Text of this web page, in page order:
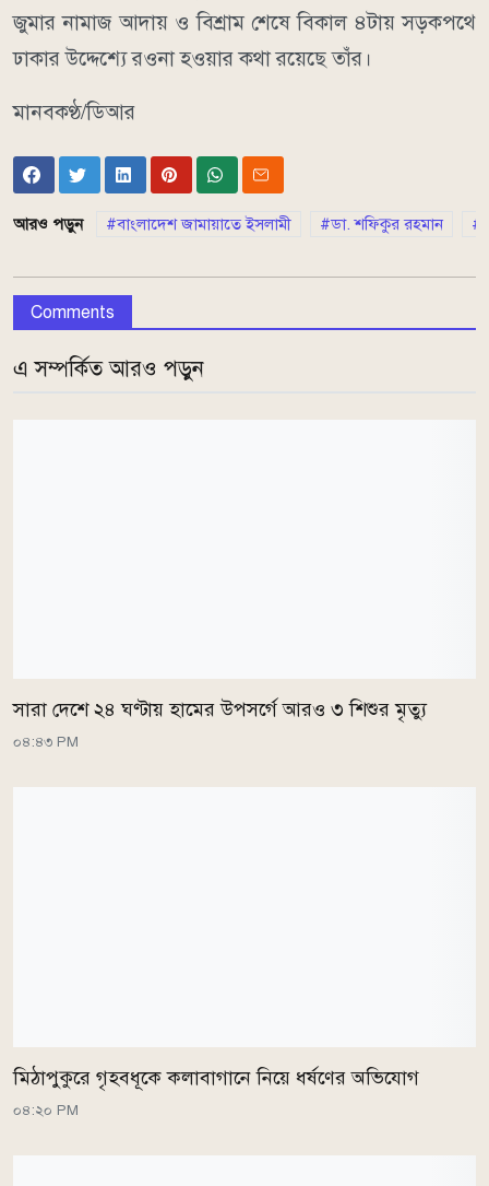
জুমার নামাজ আদায় ও বিশ্রাম শেষে বিকাল ৪টায় সড়কপথে
ঢাকার উদ্দেশ্যে রওনা হওয়ার কথা রয়েছে তাঁর।
মানবকণ্ঠ/ডিআর
আরও পড়ুন বাংলাদেশ জামায়াতে ইসলামী ডা. শফিকুর রহমান
Comments
এ সম্পর্কিত আরও পড়ুন
সারা দেশে ২৪ ঘণ্টায় হামের উপসর্গে আরও ৩ শিশুর মৃত্যু
০৪:৪৩ PM
মিঠাপুকুরে গৃহবধূকে কলাবাগানে নিয়ে ধর্ষণের অভিযোগ
০৪:২০ PM